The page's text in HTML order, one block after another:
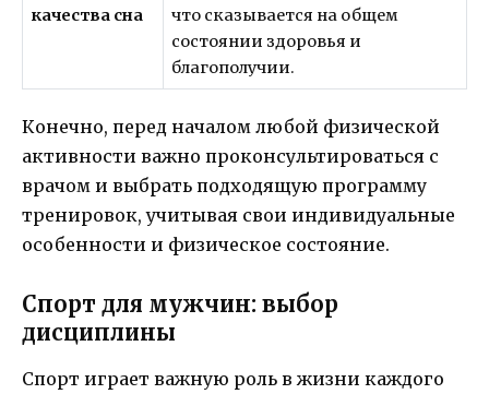
качества сна
что сказывается на общем
состоянии здоровья и
благополучии.
Конечно, перед началом любой физической
активности важно проконсультироваться с
врачом и выбрать подходящую программу
тренировок, учитывая свои индивидуальные
особенности и физическое состояние.
Спорт для мужчин: выбор
дисциплины
Спорт играет важную роль в жизни каждого